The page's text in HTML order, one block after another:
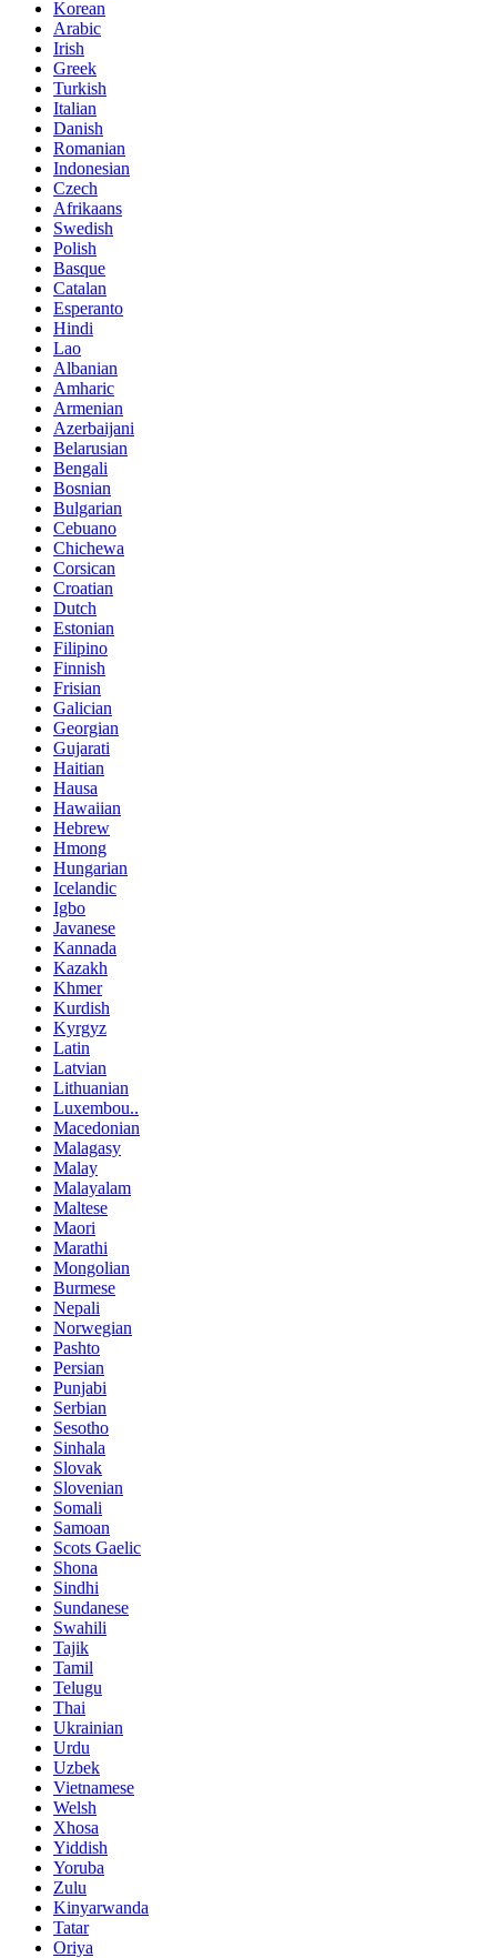
Korean
Arabic
Irish
Greek
Turkish
Italian
Danish
Romanian
Indonesian
Czech
Afrikaans
Swedish
Polish
Basque
Catalan
Esperanto
Hindi
Lao
Albanian
Amharic
Armenian
Azerbaijani
Belarusian
Bengali
Bosnian
Bulgarian
Cebuano
Chichewa
Corsican
Croatian
Dutch
Estonian
Filipino
Finnish
Frisian
Galician
Georgian
Gujarati
Haitian
Hausa
Hawaiian
Hebrew
Hmong
Hungarian
Icelandic
Igbo
Javanese
Kannada
Kazakh
Khmer
Kurdish
Kyrgyz
Latin
Latvian
Lithuanian
Luxembou..
Macedonian
Malagasy
Malay
Malayalam
Maltese
Maori
Marathi
Mongolian
Burmese
Nepali
Norwegian
Pashto
Persian
Punjabi
Serbian
Sesotho
Sinhala
Slovak
Slovenian
Somali
Samoan
Scots Gaelic
Shona
Sindhi
Sundanese
Swahili
Tajik
Tamil
Telugu
Thai
Ukrainian
Urdu
Uzbek
Vietnamese
Welsh
Xhosa
Yiddish
Yoruba
Zulu
Kinyarwanda
Tatar
Oriya